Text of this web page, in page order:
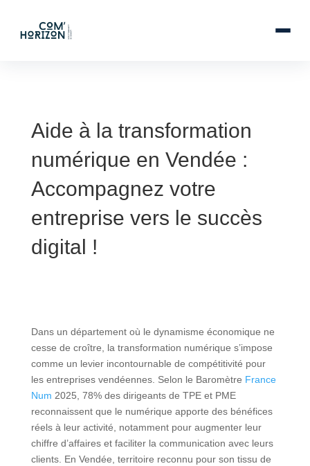
Aide à la transformation
numérique en Vendée :
Accompagnez votre
entreprise vers le succès
digital !
Dans un département où le dynamisme économique ne
cesse de croître, la transformation numérique s’impose
comme un levier incontournable de compétitivité pour
les entreprises vendéennes. Selon le Baromètre France
Num 2025, 78% des dirigeants de TPE et PME
reconnaissent que le numérique apporte des bénéfices
réels à leur activité, notamment pour augmenter leur
chiffre d’affaires et faciliter la communication avec leurs
clients. En Vendée, territoire reconnu pour son tissu de